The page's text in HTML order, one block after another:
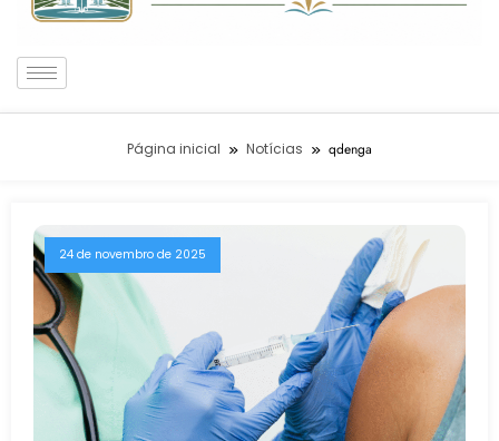
Página inicial Notícias qdenga
24 de novembro de 2025